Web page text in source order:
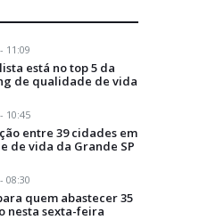
11:09
está no top 5 da
de qualidade de vida
10:45
entre 39 cidades em
de vida da Grande SP
08:30
quem abastecer 35
nesta sexta-feira